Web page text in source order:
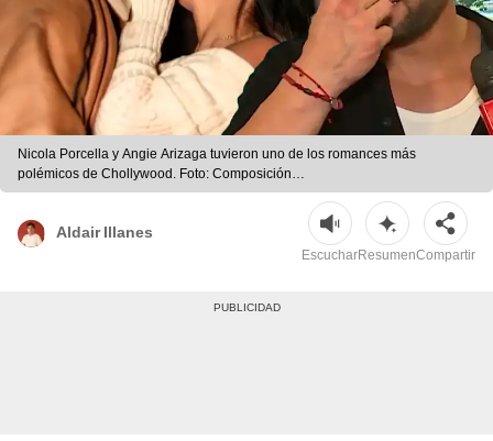
Nicola Porcella y Angie Arizaga tuvieron uno de los romances más
polémicos de Chollywood. Foto: Composición
LR/Captura/Instagram/YouTube
Aldair Illanes
EscucharResumenCompartir